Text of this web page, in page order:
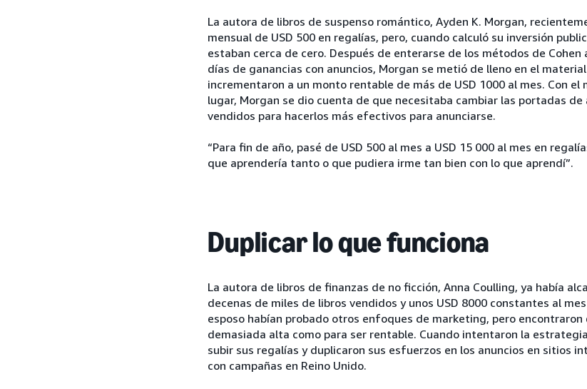
La autora de libros de suspenso romántico, Ayden K. Morgan,
mensual de USD 500 en regalías, pero, cuando calculó su inversión
estaban cerca de cero. Después de enterarse de los métodos de
días de ganancias con anuncios, Morgan se metió de lleno en el
incrementaron a un monto rentable de más de USD 1000 al mes. Con
lugar, Morgan se dio cuenta de que necesitaba cambiar las portadas
vendidos para hacerlos más efectivos para anunciarse.
“Para fin de año, pasé de USD 500 al mes a USD 15 000 al mes en
que aprendería tanto o que pudiera irme tan bien con lo que aprendí”.
Duplicar lo que funciona
La autora de libros de finanzas de no ficción, Anna Coulling, ya había
decenas de miles de libros vendidos y unos USD 8000 constantes al
esposo habían probado otros enfoques de marketing, pero
demasiada alta como para ser rentable. Cuando intentaron la
subir sus regalías y duplicaron sus esfuerzos en los anuncios en sitios
con campañas en Reino Unido.